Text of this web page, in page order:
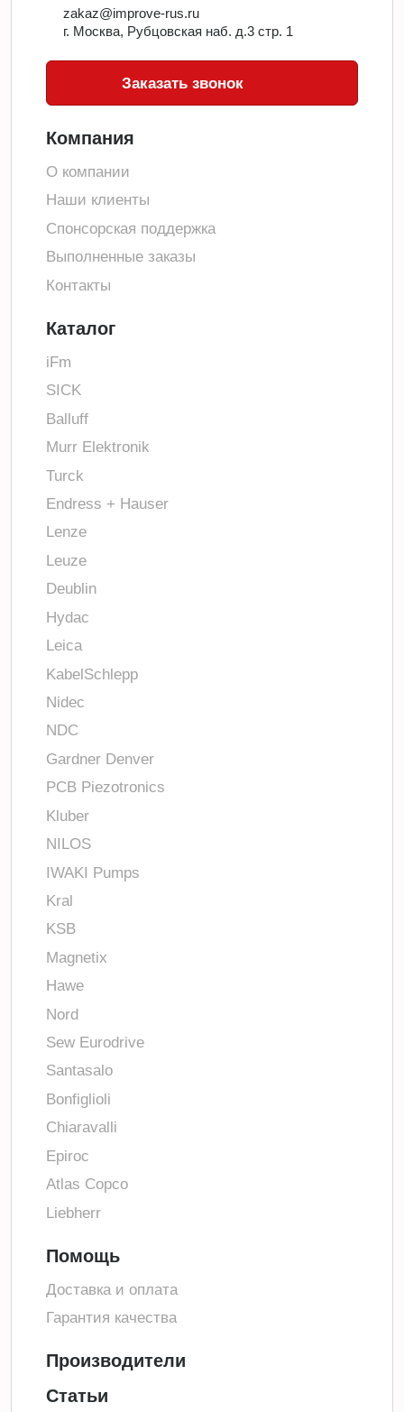
zakaz@improve-rus.ru
г. Москва, Рубцовская наб. д.3 стр. 1
Заказать звонок
Компания
О компании
Наши клиенты
Спонсорская поддержка
Выполненные заказы
Контакты
Каталог
iFm
SICK
Balluff
Murr Elektronik
Turck
Endress + Hauser
Lenze
Leuze
Deublin
Hydac
Leica
KabelSchlepp
Nidec
NDC
Gardner Denver
PCB Piezotronics
Kluber
NILOS
IWAKI Pumps
Kral
KSB
Magnetix
Hawe
Nord
Sew Eurodrive
Santasalo
Bonfiglioli
Chiaravalli
Epiroc
Atlas Copco
Liebherr
Помощь
Доставка и оплата
Гарантия качества
Производители
Статьи